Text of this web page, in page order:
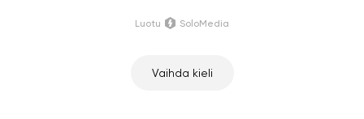
Vaihda kieli
Luotu SoloMedia